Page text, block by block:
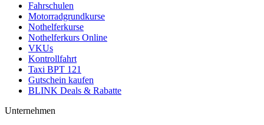
Fahrschulen
Motorradgrundkurse
Nothelferkurse
Nothelferkurs Online
VKUs
Kontrollfahrt
Taxi BPT 121
Gutschein kaufen
BLINK Deals & Rabatte
Unternehmen